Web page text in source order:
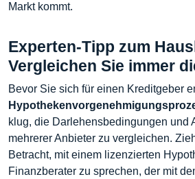
Markt kommt.
Experten-Tipp zum
Vergleichen Sie immer
Bevor Sie sich für einen Kreditgeber
klug, die Darlehensbedingungen und
mehrerer Anbieter zu vergleichen.
Betracht, mit einem lizenzierten
Finanzberater zu sprechen, der mit